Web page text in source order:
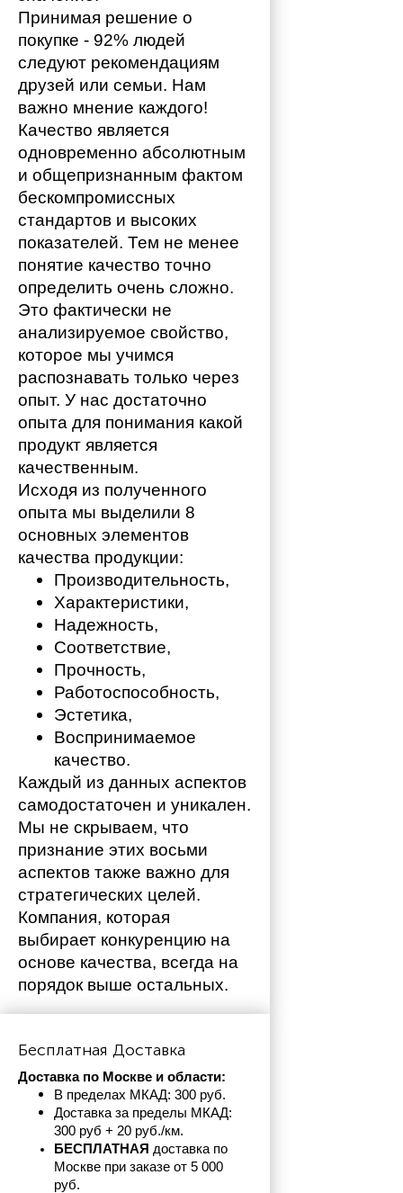
Принимая решение о
покупке - 92% людей
следуют рекомендациям
друзей или семьи. Нам
важно мнение каждого!
Качество является
одновременно абсолютным
и общепризнанным фактом
бескомпромиссных
стандартов и высоких
показателей. Тем не менее
понятие качество точно
определить очень сложно.
Это фактически не
анализируемое свойство,
которое мы учимся
распознавать только через
опыт. У нас достаточно
опыта для понимания какой
продукт является
качественным.
Исходя из полученного
опыта мы выделили 8
основных элементов
качества продукции:
Производительность,
Характеристики,
Надежность,
Соответствие,
Прочность,
Работоспособность,
Эстетика,
Воспринимаемое
качество.
Каждый из данных аспектов
самодостаточен и уникален.
Мы не скрываем, что
признание этих восьми
аспектов также важно для
стратегических целей.
Компания, которая
выбирает конкуренцию на
основе качества, всегда на
порядок выше остальных.
Бесплатная Доставка
Доставка по Москве и области:
В пределах МКАД: 300 руб.
Доставка за пределы МКАД:
300 руб + 20 руб./км.
БЕСПЛАТНАЯ доставка по
Москве при заказе от 5 000
руб.